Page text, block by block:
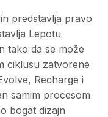
predstavlja pravo
Lepotu
tako da se može
ciklusu zatvorene
Recharge i
samim procesom
bogat dizajn